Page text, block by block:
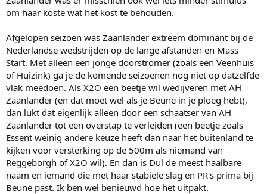
om haar koste wat het kost te behouden.
Afgelopen seizoen was Zaanlander extreem dominant bij de
Nederlandse wedstrijden op de lange afstanden en Mass
Start. Met alleen een jonge doorstromer (zoals een Veenhuis
of Huizink) ga je de komende seizoenen nog niet op datzelfde
vlak meedoen. Als X2O een beetje wil wedijveren met AH
Zaanlander (en dat moet wel als je Beune in je ploeg hebt),
dan lukt dat eigenlijk alleen door een schaatser van AH
Zaanlander tot een overstap te verleiden (een beetje zoals
Essent weinig andere keuze heeft dan naar het buitenland te
kijken voor versterking op de 500m als niemand van
Reggeborgh of X2O wil). En dan is Dul de meest haalbare
naam en iemand die met haar stabiele slag en PR's prima bij
Beune past. Ik ben wel benieuwd hoe het uitpakt.